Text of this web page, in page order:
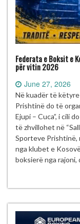
Federata e Boksit e
për vitin 2026
June 27, 2026
Në kuadër të
Prishtinë do të
Ejupi – Cuca”, i cili
të zhvillohet në
Sporteve Prishtinë,
nga klubet e
boksierë nga rajoni,